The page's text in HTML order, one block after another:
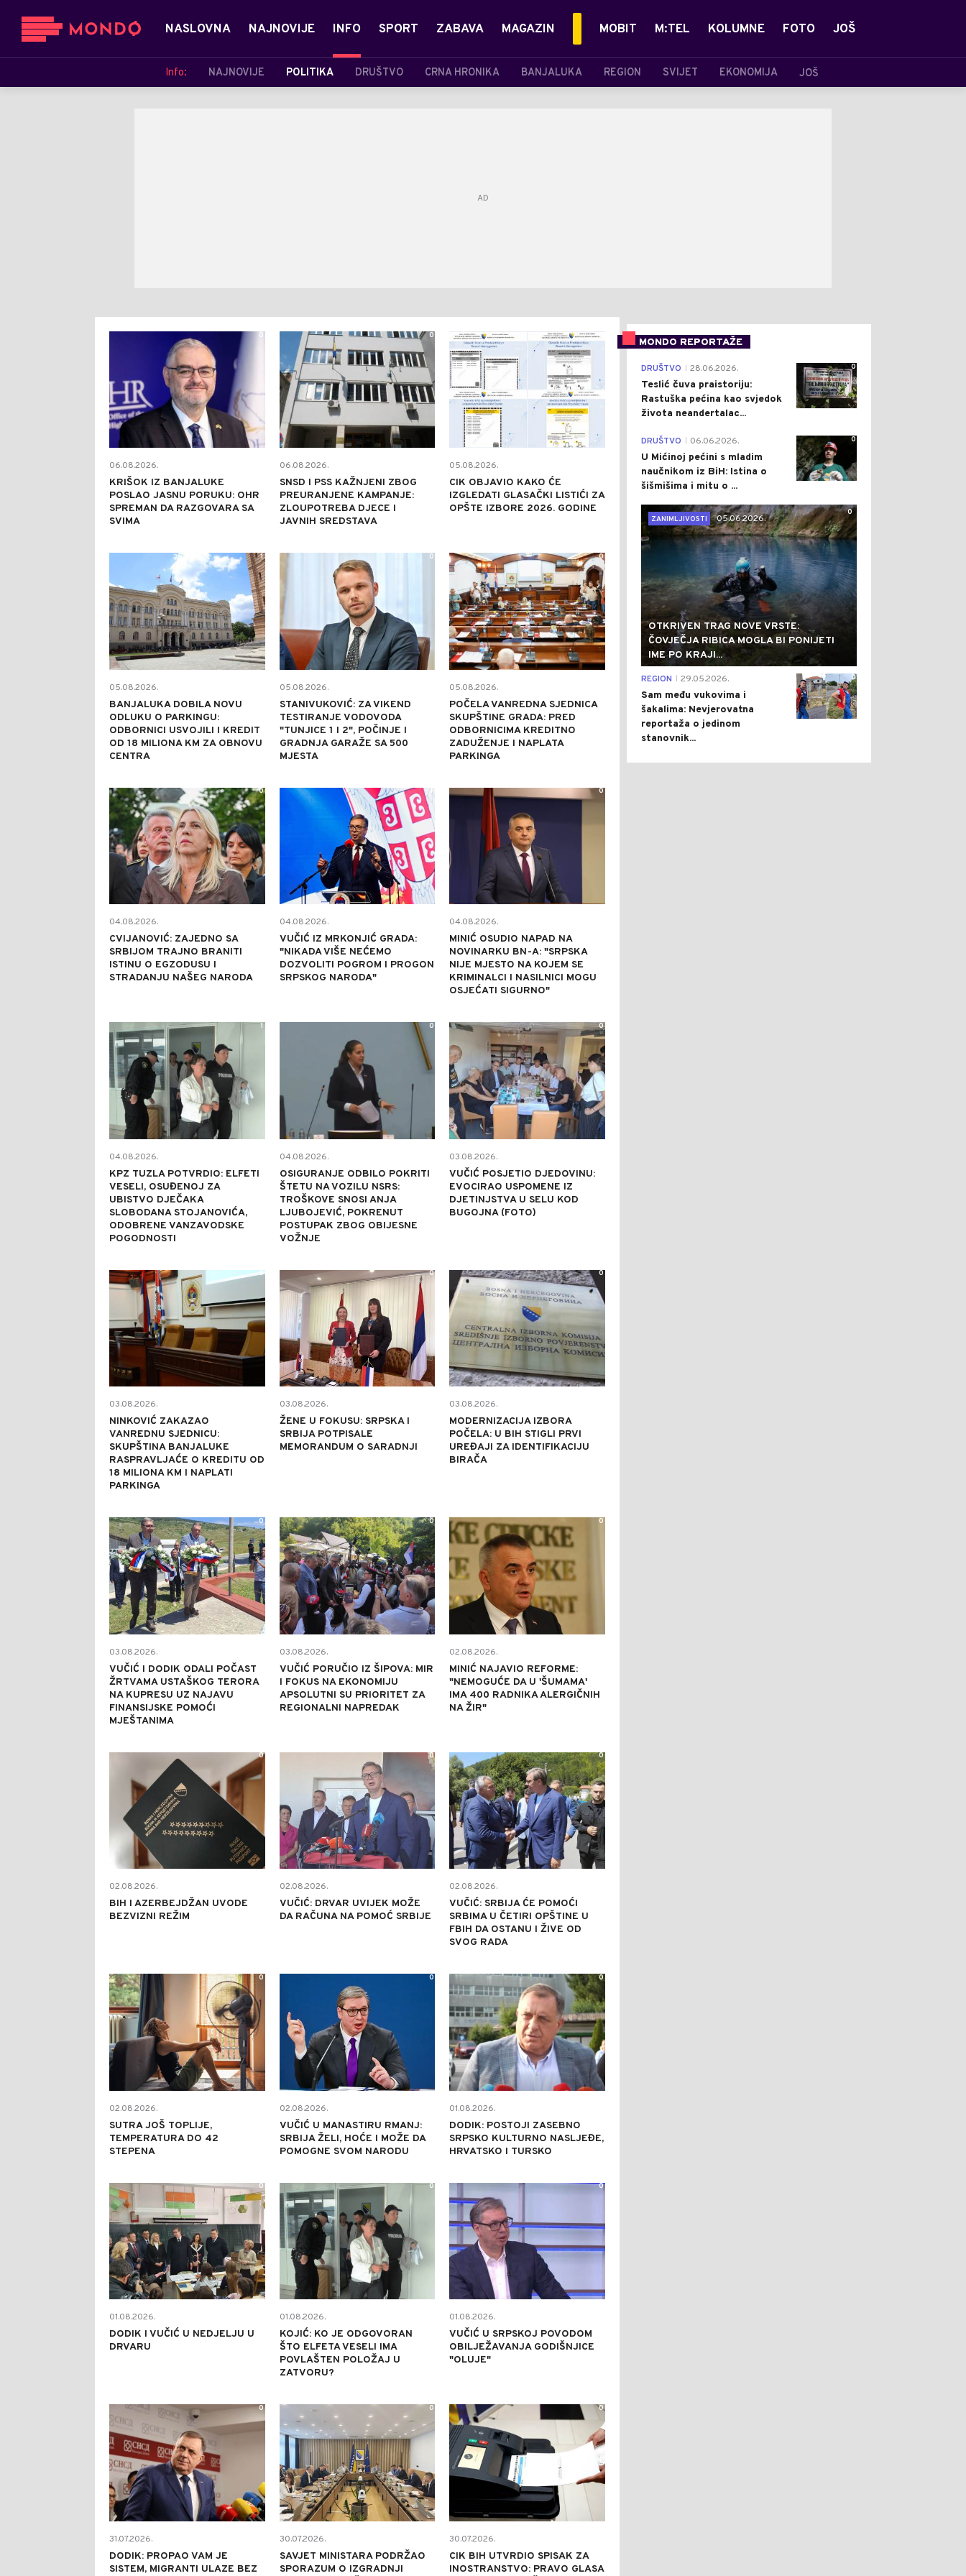
NASLOVNA NAJNOVIJE INFO
Info: NAJNOVIJE POLITIKA DRUŠTVO CRNA HRONIKA BANJALUKA REGION SVIJET EKONOMIJA JOŠ
SPORT ZABAVA MAGAZIN MOBIT M:TEL KOLUMNE FOTO JOŠ
06.08.2026.
KRIŠOK IZ BANJALUKE
POSLAO JASNU PORUKU: OHR
SPREMAN DA RAZGOVARA SA
SVIMA
0
06.08.2026.
SNSD I PSS KAŽNJENI ZBOG
PREURANJENE KAMPANJE:
ZLOUPOTREBA DJECE I
JAVNIH SREDSTAVA
0
05.08.2026.
CIK OBJAVIO KAKO ĆE
IZGLEDATI GLASAČKI LISTIĆI ZA
OPŠTE IZBORE 2026. GODINE
0
05.08.2026.
BANJALUKA DOBILA NOVU
ODLUKU O PARKINGU:
ODBORNICI USVOJILI I KREDIT
OD 18 MILIONA KM ZA OBNOVU
CENTRA
1
05.08.2026.
STANIVUKOVIĆ: ZA VIKEND
TESTIRANJE VODOVODA
"TUNJICE 1 I 2", POČINJE I
GRADNJA GARAŽE SA 500
MJESTA
0
05.08.2026.
POČELA VANREDNA SJEDNICA
SKUPŠTINE GRADA: PRED
ODBORNICIMA KREDITNO
ZADUŽENJE I NAPLATA
PARKINGA
0
04.08.2026.
CVIJANOVIĆ: ZAJEDNO SA
SRBIJOM TRAJNO BRANITI
ISTINU O EGZODUSU I
STRADANJU NAŠEG NARODA
0
04.08.2026.
VUČIĆ IZ MRKONJIĆ GRADA:
"NIKADA VIŠE NEĆEMO
DOZVOLITI POGROM I PROGON
SRPSKOG NARODA"
1
04.08.2026.
MINIĆ OSUDIO NAPAD NA
NOVINARKU BN-A: "SRPSKA
NIJE MJESTO NA KOJEM SE
KRIMINALCI I NASILNICI MOGU
OSJEĆATI SIGURNO"
0
04.08.2026.
KPZ TUZLA POTVRDIO: ELFETI
VESELI, OSUĐENOJ ZA
UBISTVO DJEČAKA
SLOBODANA STOJANOVIĆA,
ODOBRENE VANZAVODSKE
POGODNOSTI
1
04.08.2026.
OSIGURANJE ODBILO POKRITI
ŠTETU NA VOZILU NSRS:
TROŠKOVE SNOSI ANJA
LJUBOJEVIĆ, POKRENUT
POSTUPAK ZBOG OBIJESNE
VOŽNJE
0
03.08.2026.
VUČIĆ POSJETIO DJEDOVINU:
EVOCIRAO USPOMENE IZ
DJETINJSTVA U SELU KOD
BUGOJNA (FOTO)
0
03.08.2026.
NINKOVIĆ ZAKAZAO
VANREDNU SJEDNICU:
SKUPŠTINA BANJALUKE
RASPRAVLJAĆE O KREDITU OD
18 MILIONA KM I NAPLATI
PARKINGA
0
03.08.2026.
ŽENE U FOKUSU: SRPSKA I
SRBIJA POTPISALE
MEMORANDUM O SARADNJI
0
03.08.2026.
MODERNIZACIJA IZBORA
POČELA: U BIH STIGLI PRVI
UREĐAJI ZA IDENTIFIKACIJU
BIRAČA
0
03.08.2026.
VUČIĆ I DODIK ODALI POČAST
ŽRTVAMA USTAŠKOG TERORA
NA KUPRESU UZ NAJAVU
FINANSIJSKE POMOĆI
MJEŠTANIMA
0
03.08.2026.
VUČIĆ PORUČIO IZ ŠIPOVA: MIR
I FOKUS NA EKONOMIJU
APSOLUTNI SU PRIORITET ZA
REGIONALNI NAPREDAK
0
02.08.2026.
MINIĆ NAJAVIO REFORME:
"NEMOGUĆE DA U 'ŠUMAMA'
IMA 400 RADNIKA ALERGIČNIH
NA ŽIR"
0
02.08.2026.
BIH I AZERBEJDŽAN UVODE
BEZVIZNI REŽIM
0
02.08.2026.
VUČIĆ: DRVAR UVIJEK MOŽE
DA RAČUNA NA POMOĆ SRBIJE
0
02.08.2026.
VUČIĆ: SRBIJA ĆE POMOĆI
SRBIMA U ČETIRI OPŠTINE U
FBIH DA OSTANU I ŽIVE OD
SVOG RADA
0
02.08.2026.
SUTRA JOŠ TOPLIJE,
TEMPERATURA DO 42
STEPENA
0
02.08.2026.
VUČIĆ U MANASTIRU RMANJ:
SRBIJA ŽELI, HOĆE I MOŽE DA
POMOGNE SVOM NARODU
0
01.08.2026.
DODIK: POSTOJI ZASEBNO
SRPSKO KULTURNO NASLJEĐE,
HRVATSKO I TURSKO
0
01.08.2026.
DODIK I VUČIĆ U NEDJELJU U
DRVARU
0
01.08.2026.
KOJIĆ: KO JE ODGOVORAN
ŠTO ELFETA VESELI IMA
POVLAŠTEN POLOŽAJ U
ZATVORU?
0
01.08.2026.
VUČIĆ U SRPSKOJ POVODOM
OBILJEŽAVANJA GODIŠNJICE
"OLUJE"
0
31.07.2026.
DODIK: PROPAO VAM JE
SISTEM, MIGRANTI ULAZE BEZ
0
30.07.2026.
SAVJET MINISTARA PODRŽAO
SPORAZUM O IZGRADNJI
0
30.07.2026.
CIK BIH UTVRDIO SPISAK ZA
INOSTRANSTVO: PRAVO GLASA
0
MONDO REPORTAŽE
0
DRUŠTVO 28.06.2026.
Teslić čuva praistoriju:
Rastuška pećina kao svjedok
života neandertalac...
0
DRUŠTVO 06.06.2026.
U Mićinoj pećini s mladim
naučnikom iz BiH: Istina o
šišmišima i mitu o ...
0
ZANIMLJIVOSTI
05.06.2026.
OTKRIVEN TRAG NOVE VRSTE:
ČOVJEČJA RIBICA MOGLA BI PONIJETI
IME PO KRAJI...
0
REGION 29.05.2026.
Sam među vukovima i
šakalima: Nevjerovatna
reportaža o jedinom
stanovnik...